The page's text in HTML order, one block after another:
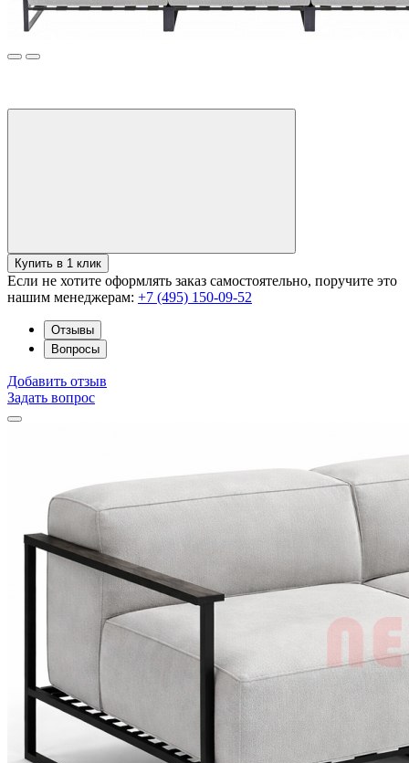
Купить в 1 клик
Если не хотите оформлять заказ самостоятельно, поручите это
нашим менеджерам: +7 (495) 150-09-52
Отзывы
Вопросы
Добавить отзыв
Задать вопрос